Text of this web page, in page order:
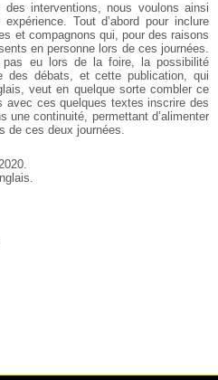
des interventions, nous voulons ainsi
Tout d’abord pour inclure
et compagnons qui, pour des raisons
en personne lors de ces journées.
pas eu lors de la foire, la possibilité
des débats, et cette publication, qui
veut en quelque sorte combler ce
avec ces quelques textes inscrire des
une continuité, permettant d’alimenter
de ces deux journées.